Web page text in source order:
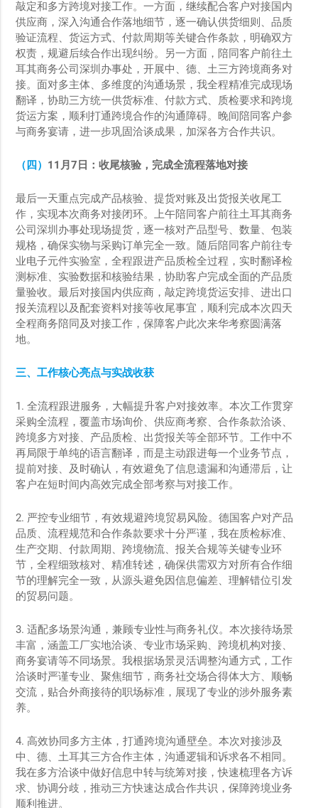
敲定和多方跨境对接工作。一方面，继续配合客户对接国内
供应商，深入沟通合作落地细节，逐一确认供货细则、品质
验证流程、货运方式、付款周期等关键合作条款，明确双方
权责，规避后续合作出现纠纷。另一方面，陪同客户前往土
耳其商务公司深圳办事处，开展中、德、土三方跨境商务对
接。面对多主体、多维度的沟通场景，我全程精准完成现场
翻译，协助三方统一供货标准、付款方式、质检要求和跨境
货运方案，顺利打通跨境合作的沟通障碍。晚间陪同客户参
与商务宴请，进一步巩固洽谈成果，加深各方合作共识。
（四） 11 月7 日：收尾核验，完成全流程落地对接
最后一天重点完成产品核验、提货对账及出货报关收尾工
作，实现本次商务对接闭环。上午陪同客户前往土耳其商务
公司深圳办事处现场提货，逐一核对产品型号、数量、包装
规格，确保实物与采购订单完全一致。随后陪同客户前往专
业电子元件实验室，全程跟进产品质检全过程，实时翻译检
测标准、实验数据和核验结果，协助客户完成全面的产品质
量验收。最后对接国内供应商，敲定跨境货运安排、进出口
报关流程以及配套资料对接等收尾事宜，顺利完成本次四天
全程商务陪同及对接工作，保障客户此次来华考察圆满落
地。
三、工作核心亮点与实战收获
1. 全流程跟进服务，大幅提升客户对接效率。本次工作贯穿
采购全流程，覆盖市场询价、供应商考察、合作条款洽谈、
跨境多方对接、产品质检、出货报关等全部环节。工作中不
再局限于单纯的语言翻译，而是主动跟进每一个业务节点，
提前对接、及时确认，有效避免了信息遗漏和沟通滞后，让
客户在短时间内高效完成全部考察与对接工作。
2. 严控专业细节，有效规避跨境贸易风险。德国客户对产品
品质、流程规范和合作条款要求十分严谨，我在质检标准、
生产交期、付款周期、跨境物流、报关合规等关键专业环
节，全程细致核对、精准转述，确保供需双方对所有合作细
节的理解完全一致，从源头避免因信息偏差、理解错位引发
的贸易问题。
3. 适配多场景沟通，兼顾专业性与商务礼仪。本次接待场景
丰富，涵盖工厂实地洽谈、专业市场采购、跨境机构对接、
商务宴请等不同场景。我根据场景灵活调整沟通方式，工作
洽谈时严谨专业、聚焦细节，商务社交场合得体大方、顺畅
交流，贴合外商接待的职场标准，展现了专业的涉外服务素
养。
4. 高效协同多方主体，打通跨境沟通壁垒。本次对接涉及
中、德、土耳其三方合作主体，沟通逻辑和诉求各不相同。
我在多方洽谈中做好信息中转与统筹对接，快速梳理各方诉
求、协调分歧，推动三方快速达成合作共识，保障跨境业务
顺利推进。